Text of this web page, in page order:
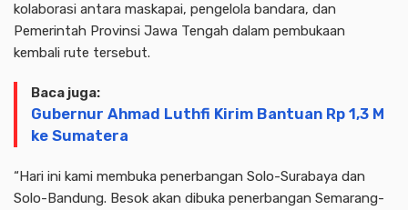
kolaborasi antara maskapai, pengelola bandara, dan
Pemerintah Provinsi Jawa Tengah dalam pembukaan
kembali rute tersebut.
Baca juga:
Gubernur Ahmad Luthfi Kirim Bantuan Rp 1,3 M
ke Sumatera
“Hari ini kami membuka penerbangan Solo-Surabaya dan
Solo-Bandung. Besok akan dibuka penerbangan Semarang-